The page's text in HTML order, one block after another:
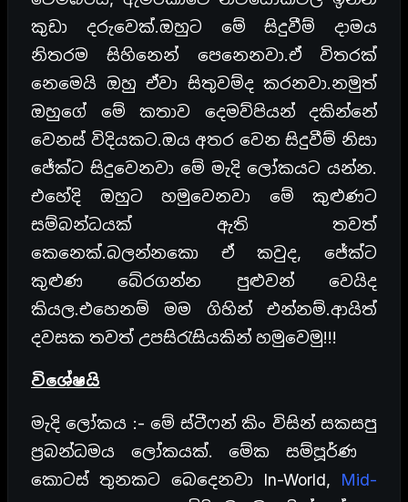
කුඩා දරුවෙක්.ඔහුට මේ සිදුවීම් දාමය
නිතරම සිහිනෙන් පෙනෙනවා.ඒ විතරක්
නෙමෙයි ඔහු ඒවා සිතුවම්ද කරනවා.නමුත්
ඔහුගේ මේ කතාව දෙමව්පියන් දකින්නේ
වෙනස් විදියකට.ඔය අතර වෙන සිදුවීම් නිසා
ජේක්ට සිදුවෙනවා මේ මැදි ලෝකයට යන්න.
එහේදි ඔහුට හමුවෙනවා මේ කුළුණට
සම්බන්ධයක් ඇති තවත්
කෙනෙක්.බලන්නකො ඒ කවුද, ජේක්ට
කුළුණ බේරගන්න පුළුවන් වෙයිද
කියල.එහෙනම් මම ගිහින් එන්නම්.ආයිත්
දවසක තවත් උපසිරැසියකින් හමුවෙමු!!!
විශේෂයි
මැදි ලෝකය :- මේ ස්ටීෆන් කිං විසින් සකසපු
ප්‍රබන්ධමය ලෝකයක්. මේක සම්පූර්ණ
කොටස් තුනකට බෙදෙනවා In-World, Mid-